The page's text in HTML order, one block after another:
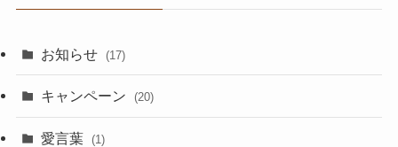
お知らせ (17)
キャンペーン (20)
愛言葉 (1)